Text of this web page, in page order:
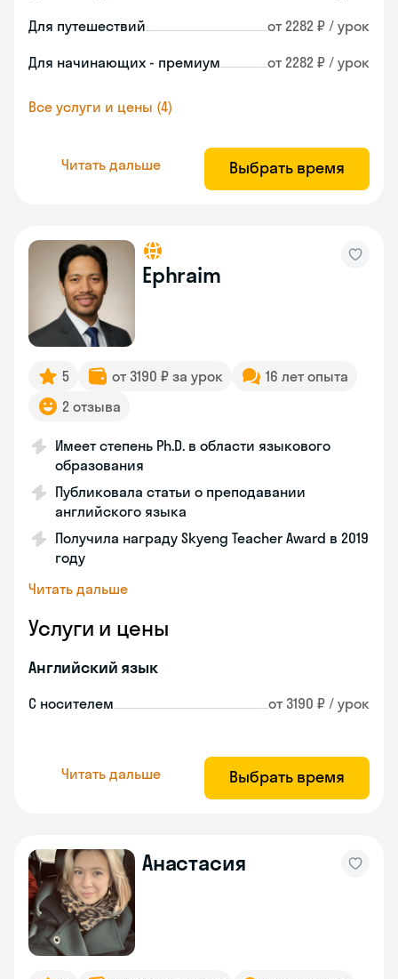
Для путешествий от 2282 ₽ / урок
Для начинающих - премиум от 2282 ₽ / урок
Все услуги и цены (4)
Читать дальше Выбрать время
Ephraim
5 от 3190 ₽ за урок
16 лет опыта
2 отзыва
Имеет степень Ph.D. в области языкового
образования
Публиковала статьи о преподавании
английского языка
Получила награду Skyeng Teacher Award в 2019
году
Читать дальше
Услуги и цены
Английский язык
С носителем от 3190 ₽ / урок
Читать дальше Выбрать время
Анастасия